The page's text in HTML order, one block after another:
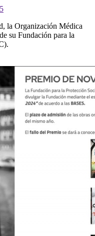
la Organización Médica
su Fundación para la